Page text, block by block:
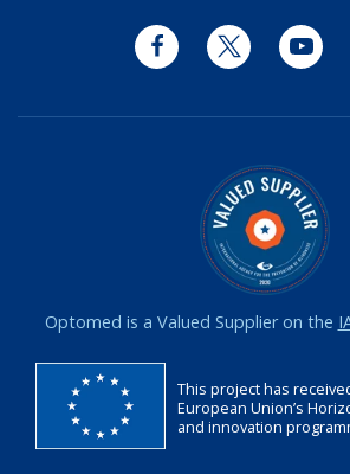
FacebookTwitter
Optomed is a Valued Supplier on the
This project has
European Union’s
and innovation